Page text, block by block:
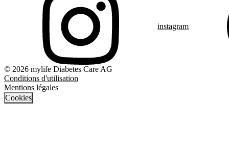
instagram
© 2026 mylife Diabetes Care AG
Conditions d'utilisation
Mentions légales
Cookies